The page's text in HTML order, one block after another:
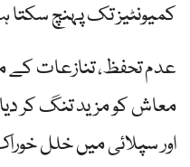
کمیونٹیز تک پہنچ سکتا
عدم تحفظ، تنازعات کے
معاش کو مزید تنگ کر
اور سپلائی میں خلل